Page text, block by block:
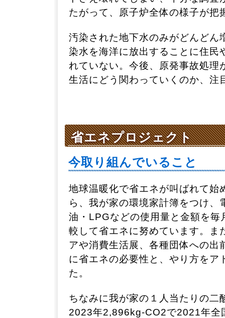
たがって、原子炉全体の様子が把
汚染された地下水のみがどんどん
染水を海洋に放出することに住民
れていない。今後、原発事故処理
生活にどう関わっていくのか、注
省エネプロジェクト
今取り組んでいること
地球温暖化で省エネが叫ばれて始
ら、我が家の環境家計簿をつけ、
油・LPGなどの使用量と金額を毎
較して省エネに努めています。ま
アや消費生活展、各種団体への出
に省エネの必要性と、やり方をア
た。
ちなみに我が家の１人当たりの二
2023年2,896kg-CO2で2021年全